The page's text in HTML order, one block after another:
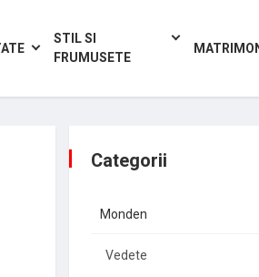
STIL SI
FRUMUSETE
Categorii
Monden
Vedete